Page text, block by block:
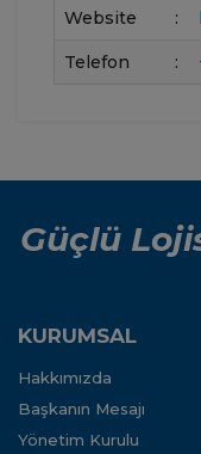
Website :
Telefon :
Güçlü
KURUMSAL
Hakkımızda
Başkanın Mesajı
Yönetim Kurulu